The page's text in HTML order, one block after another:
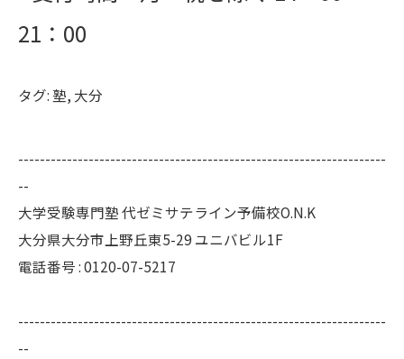
21：00
タグ:塾, 大分
--------------------------------------------------------------------
--
大学受験専門塾 代ゼミサテライン予備校O.N.K
大分県大分市上野丘東5-29 ユニバビル1F
電話番号 : 0120-07-5217
--------------------------------------------------------------------
--